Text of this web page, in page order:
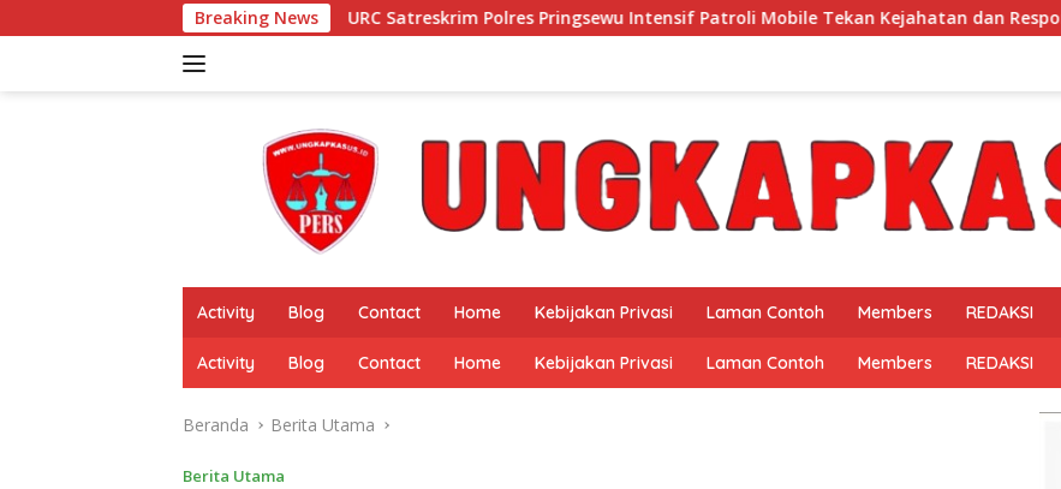
ke
Breaking News
URC Satreskrim Polres Pringsewu Intensif Patroli Mobile Tekan Kejahatan dan Respon Cepat Laporan Warga
Activity Blog Contact Home Kebijakan Privasi Laman Contoh Members REDAKSI
Activity Blog Contact Home Kebijakan Privasi Laman Contoh Members REDAKSI
Beranda Berita Utama
Berita Utama